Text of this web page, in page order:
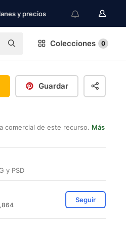
y precios
Colecciones 0
Guardar
comercial de este recurso. Más
y PSD
Seguir